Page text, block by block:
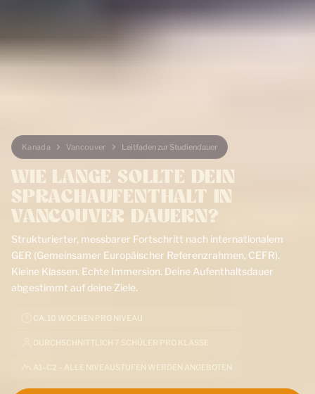
Kanada Vancouver Leitfaden zur Studiendauer
WIE LANGE SOLLTE DEIN
SPRACHAUFENTHALT IN
VANCOUVER DAUERN?
Strukturierter, messbarer Fortschritt nach internationalem
GER (Gemeinsamer Europäischer Referenzrahmen, CEFR).
Kleine Klassen. Echte Immersion. Deine Aufenthaltsdauer
abgestimmt auf deine Ziele.
CA. 10 WOCHEN PRO NIVEAU
DURCHSCHNITTLICH 7 SCHÜLER PRO KLASSE
A1–C2 – ALLE NIVEAUSTUFEN WERDEN ANGEBOTEN
Lass uns reden Jetzt anmelden